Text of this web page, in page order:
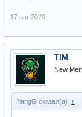
17 авг 2020
TIM
New
YangG сказал(а): ↑